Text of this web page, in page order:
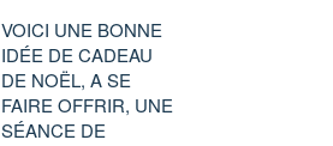
VOICI UNE BONNE
IDÉE DE CADEAU
DE NOËL, A SE
FAIRE OFFRIR, UNE
SÉANCE DE